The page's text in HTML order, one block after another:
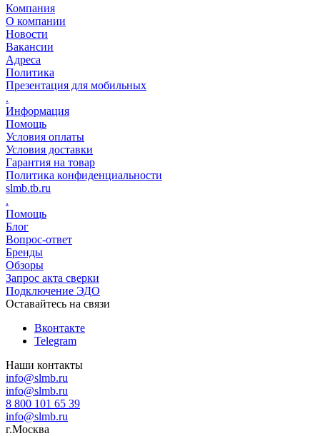
Компания
О компании
Новости
Вакансии
Адреса
Политика
Презентация для мобильных
.
Информация
Помощь
Условия оплаты
Условия доставки
Гарантия на товар
Политика конфиденциальности
slmb.tb.ru
.
Помощь
Блог
Вопрос-ответ
Бренды
Обзоры
Запрос акта сверки
Подключение ЭДО
Оставайтесь на связи
Вконтакте
Telegram
Наши контакты
info@slmb.ru
info@slmb.ru
8 800 101 65 39
info@slmb.ru
г.Москва